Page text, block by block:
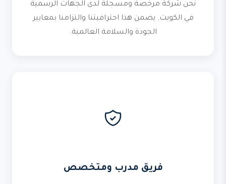
نحن شركة مرخصة ومسجلة لدى الجهات الرسمية
في الكويت. يضمن هذا احترافيتنا والتزامنا بمعايير
الجودة والسلامة العالمية.
فريق مدرب ومتخصص